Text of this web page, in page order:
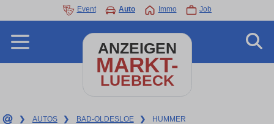
Event Auto Immo Job
ANZEIGEN
MARKT-
LUEBECK
❯ AUTOS ❯ BAD-OLDESLOE ❯ HUMMER